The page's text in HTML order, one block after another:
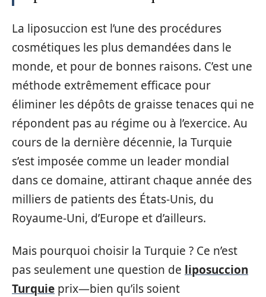
La liposuccion est l’une des procédures
cosmétiques les plus demandées dans le
monde, et pour de bonnes raisons. C’est une
méthode extrêmement efficace pour
éliminer les dépôts de graisse tenaces qui ne
répondent pas au régime ou à l’exercice. Au
cours de la dernière décennie, la Turquie
s’est imposée comme un leader mondial
dans ce domaine, attirant chaque année des
milliers de patients des États-Unis, du
Royaume-Uni, d’Europe et d’ailleurs.
Mais pourquoi choisir la Turquie ? Ce n’est
pas seulement une question de liposuccion
Turquie prix—bien qu’ils soient